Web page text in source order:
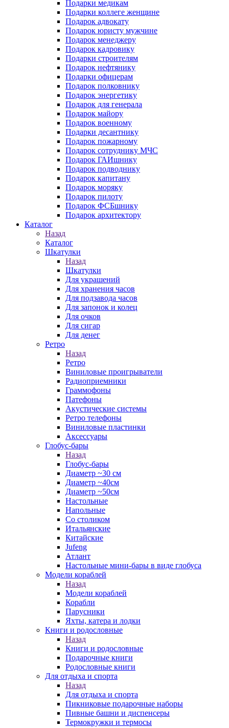
Подарки медикам
Подарки коллеге женщине
Подарок адвокату
Подарок юристу мужчине
Подарок менеджеру
Подарок кадровику
Подарки строителям
Подарок нефтянику
Подарки офицерам
Подарок полковнику
Подарок энергетику
Подарок для генерала
Подарок майору
Подарок военному
Подарки десантнику
Подарок пожарному
Подарок сотруднику МЧС
Подарок ГАИшнику
Подарок подводнику
Подарок капитану
Подарок моряку
Подарок пилоту
Подарок ФСБшнику
Подарок архитектору
Каталог
Назад
Каталог
Шкатулки
Назад
Шкатулки
Для украшений
Для хранения часов
Для подзавода часов
Для запонок и колец
Для очков
Для сигар
Для денег
Ретро
Назад
Ретро
Виниловые проигрыватели
Радиоприемники
Граммофоны
Патефоны
Акустические системы
Ретро телефоны
Виниловые пластинки
Аксессуары
Глобус-бары
Назад
Глобус-бары
Диаметр ~30 см
Диаметр ~40см
Диаметр ~50см
Настольные
Напольные
Со столиком
Итальянские
Китайские
Jufeng
Атлант
Настольные мини-бары в виде глобуса
Модели кораблей
Назад
Модели кораблей
Корабли
Парусники
Яхты, катера и лодки
Книги и родословные
Назад
Книги и родословные
Подарочные книги
Родословные книги
Для отдыха и спорта
Назад
Для отдыха и спорта
Пикниковые подарочные наборы
Пивные башни и диспенсеры
Термокружки и термосы